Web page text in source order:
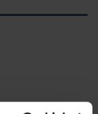
cm og passer